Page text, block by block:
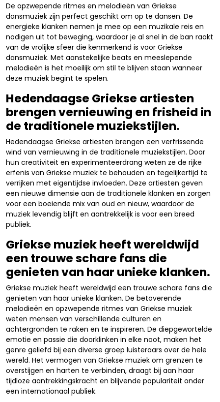
De opzwepende ritmes en melodieën van Griekse
dansmuziek zijn perfect geschikt om op te dansen. De
energieke klanken nemen je mee op een muzikale reis en
nodigen uit tot beweging, waardoor je al snel in de ban raakt
van de vrolijke sfeer die kenmerkend is voor Griekse
dansmuziek. Met aanstekelijke beats en meeslepende
melodieën is het moeilijk om stil te blijven staan wanneer
deze muziek begint te spelen.
Hedendaagse Griekse artiesten
brengen vernieuwing en frisheid in
de traditionele muziekstijlen.
Hedendaagse Griekse artiesten brengen een verfrissende
wind van vernieuwing in de traditionele muziekstijlen. Door
hun creativiteit en experimenteerdrang weten ze de rijke
erfenis van Griekse muziek te behouden en tegelijkertijd te
verrijken met eigentijdse invloeden. Deze artiesten geven
een nieuwe dimensie aan de traditionele klanken en zorgen
voor een boeiende mix van oud en nieuw, waardoor de
muziek levendig blijft en aantrekkelijk is voor een breed
publiek.
Griekse muziek heeft wereldwijd
een trouwe schare fans die
genieten van haar unieke klanken.
Griekse muziek heeft wereldwijd een trouwe schare fans die
genieten van haar unieke klanken. De betoverende
melodieën en opzwepende ritmes van Griekse muziek
weten mensen van verschillende culturen en
achtergronden te raken en te inspireren. De diepgewortelde
emotie en passie die doorklinken in elke noot, maken het
genre geliefd bij een diverse groep luisteraars over de hele
wereld. Het vermogen van Griekse muziek om grenzen te
overstijgen en harten te verbinden, draagt bij aan haar
tijdloze aantrekkingskracht en blijvende populariteit onder
een internationaal publiek.